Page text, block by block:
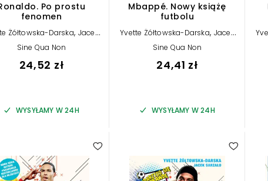
Po prostu
fenomen
Żółtowska-Darska, Jacek
Sarzało
Sine Qua Non
24,52 zł
WYSYŁAMY W 24H
Mbappé. Nowy książę
futbolu
Yvette Żółtowska-Darska, Jacek
Sarzało
Sine Qua Non
24,41 zł
WYSYŁAMY W 24H